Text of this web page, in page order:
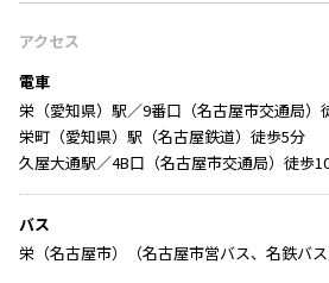
アクセス
電車
栄（愛知県）駅／9番口（名古屋市交通局）
栄町（愛知県）駅（名古屋鉄道）徒歩5分
久屋大通駅／4B口（名古屋市交通局）徒歩
バス
栄（名古屋市）（名古屋市営バス、名鉄バ